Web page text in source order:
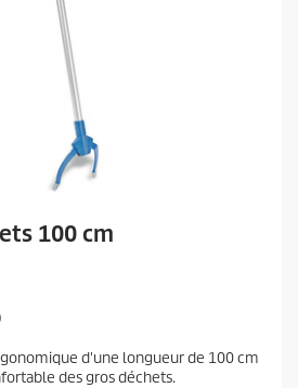
100 cm
d'une longueur de 100 cm
des gros déchets.